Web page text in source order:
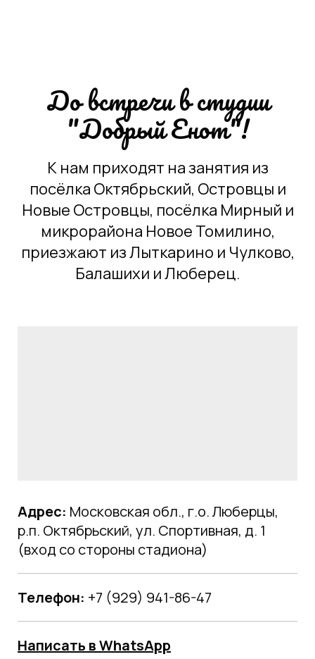
До встречи в студии
"Добрый Енот"!
К нам приходят на занятия из
посёлка Октябрьский, Островцы и
Новые Островцы, посёлка Мирный и
микрорайона Новое Томилино,
приезжают из Лыткарино и Чулково,
Балашихи и Люберец.
Адрес: Московская обл., г.о. Люберцы,
р.п. Октябрьский, ул. Спортивная, д. 1
(вход со стороны стадиона)
Телефон: +7 (929) 941-86-47
Написать в WhatsApp